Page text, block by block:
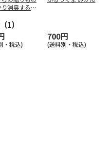
り消臭するひ
（1）
・税込)
700円
(送料別・税込)